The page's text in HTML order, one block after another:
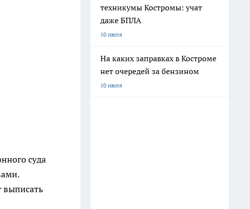
суда
выписать
техникумы Костромы: учат
даже БПЛА
10 июля
На каких заправках в Костроме
нет очередей за бензином
10 июля